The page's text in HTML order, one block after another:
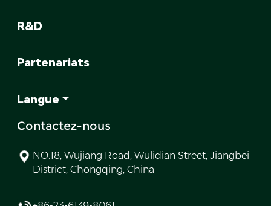
R&D
Partenariats
Langue
Contactez-nous
NO.18, Wujiang Road, Wulidian Street, Jiangbei
District, Chongqing, China